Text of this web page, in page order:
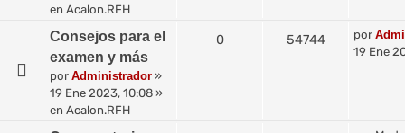
en Acalon.RFH
Consejos para el
examen y más
por Administrador »
19 Ene 2023, 10:08 »
en Acalon.RFH
0 54744 por
19 Ene